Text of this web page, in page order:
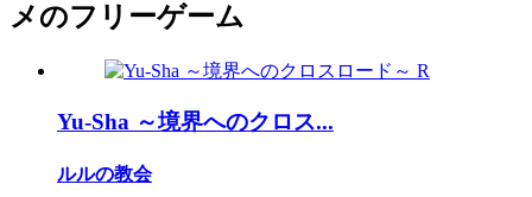
メのフリーゲーム
Yu-Sha ～境界へのクロス...
ルルの教会